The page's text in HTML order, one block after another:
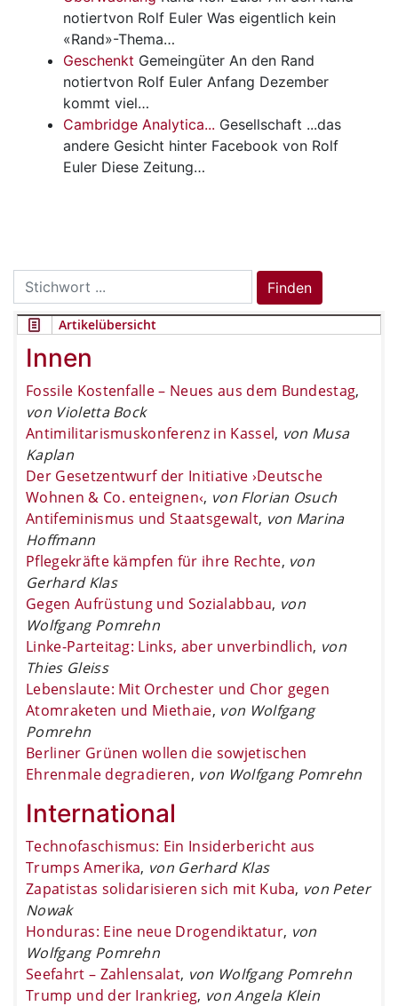
notiertvon Rolf Euler Was eigentlich kein
«Rand»-Thema…
Geschenkt Gemeingüter An den Rand
notiertvon Rolf Euler Anfang Dezember
kommt viel…
Cambridge Analytica... Gesellschaft ...das
andere Gesicht hinter Facebook von Rolf
Euler Diese Zeitung…
Search
for:
Finden
Artikelübersicht
Innen
Fossile Kostenfalle – Neues aus dem Bundestag,
von Violetta Bock
Antimilitarismuskonferenz in Kassel, von Musa
Kaplan
Der Gesetzentwurf der Initiative ›Deutsche
Wohnen & Co. enteignen‹, von Florian Osuch
Antifeminismus und Staatsgewalt, von Marina
Hoffmann
Pflegekräfte kämpfen für ihre Rechte, von
Gerhard Klas
Gegen Aufrüstung und Sozialabbau, von
Wolfgang Pomrehn
Linke-Parteitag: Links, aber unverbindlich, von
Thies Gleiss
Lebenslaute: Mit Orchester und Chor gegen
Atomraketen und Miethaie, von Wolfgang
Pomrehn
Berliner Grünen wollen die sowjetischen
Ehrenmale degradieren, von Wolfgang Pomrehn
International
Technofaschismus: Ein Insiderbericht aus
Trumps Amerika, von Gerhard Klas
Zapatistas solidarisieren sich mit Kuba, von Peter
Nowak
Honduras: Eine neue Drogendiktatur, von
Wolfgang Pomrehn
Seefahrt – Zahlensalat, von Wolfgang Pomrehn
Trump und der Irankrieg, von Angela Klein